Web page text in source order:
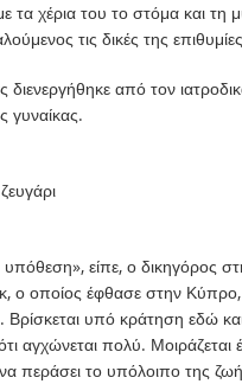
τα χέρια του το στόμα και
τις δικές της
διενεργήθηκε από τον
γυναίκας.
υπόθεση», είπε, ο δικηγόρος
οποίος έφθασε στην Κύπρο,
υπό κράτηση εδώ
αγχώνεται πολύ.
περάσει το υπόλοιπο της